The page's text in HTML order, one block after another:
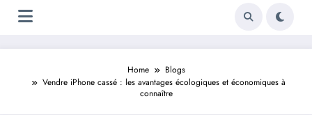
Home
Blogs
Vendre iPhone cassé : les avantages écologiques et économiques à
connaître